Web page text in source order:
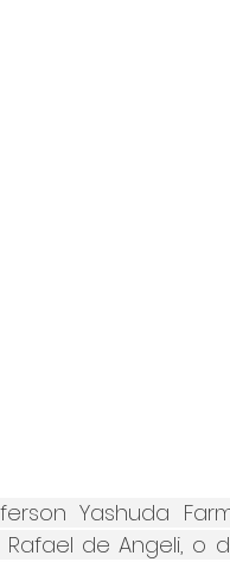
Yashuda
Rafael de Angeli,